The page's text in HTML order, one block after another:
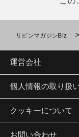
リビンマガジンBiz >
運営会社
個人情報の取り扱
クッキーについて
お問い合わせ